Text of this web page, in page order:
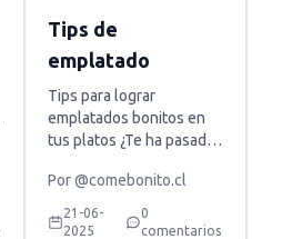
Tips de
emplatado
Tips para lograr
emplatados bonitos en
tus platos ¿Te ha pasado
rica, pero al servirla no se
ve tan tentadora como
esperabas? La buena
Por@comebonito.cl
21-06-
2025
0
comentarios